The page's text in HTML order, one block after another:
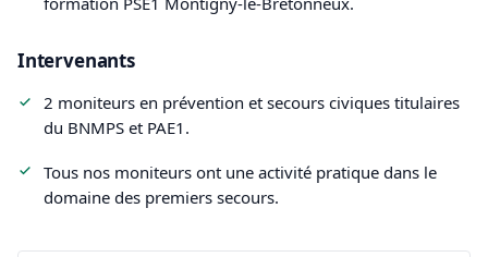
Intervenants
2 moniteurs en prévention et secours civiques titulaires
du BNMPS et PAE1.
Tous nos moniteurs ont une activité pratique dans le
domaine des premiers secours.